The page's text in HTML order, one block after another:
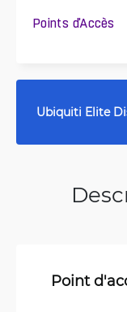
Points d'Accès
Ubiquiti Elite
Point